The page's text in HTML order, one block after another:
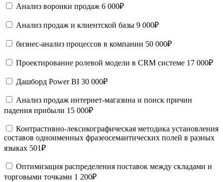
Анализ воронки продаж 6 000₽
Анализ продаж и клиентской базы 9 000₽
бизнес-анализ процессов в компании 50 000₽
Проектирование ролевой модели в CRM системе 17 000₽
Дашборд Power BI 30 000₽
Анализ продаж интернет-магазина и поиск причин
падения прибыли 15 000₽
Контрастивно-лексикографическая методика установления
составов одноименных фразеосемантических полей в разных
языках 501₽
Оптимизация распределения поставок между складами и
торговыми точками 1 200₽